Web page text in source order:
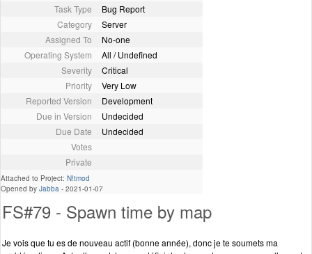
Task Type
Bug Report
Category
Server
Assigned To
No-one
Operating System
All / Undefined
Severity
Critical
Priority
Very Low
Reported Version
Development
Due in Version
Undecided
Due Date
Undecided
Votes
Private
Attached to Project: N!tmod
Opened by Jabba - 2021-01-07
FS#79 - Spawn time by map
Je vois que tu es de nouveau actif (bonne année), donc je te soumets ma